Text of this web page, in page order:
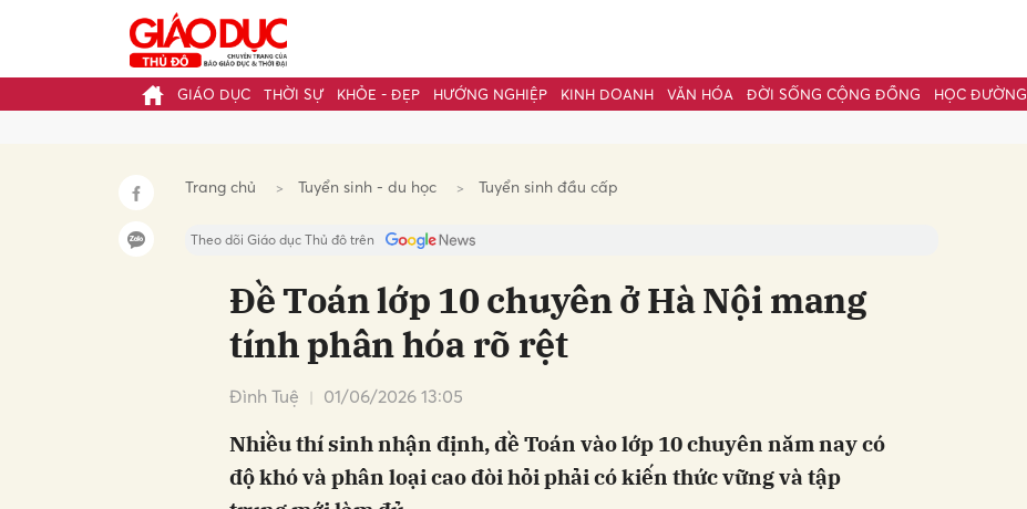
GIÁO DỤC THỜI SỰ KHỎE - ĐẸP HƯỚNG NGHIỆP KINH DOANH VĂN HÓA ĐỜI SỐNG CỘNG ĐỒNG HỌC ĐƯỜNG
Trang chủ Tuyển sinh - du học Tuyển sinh đầu cấp
Theo dõi Giáo dục Thủ đô trên
Đề Toán lớp 10 chuyên ở Hà Nội mang
tính phân hóa rõ rệt
Đình Tuệ 01/06/2026 13:05
Nhiều thí sinh nhận định, đề Toán vào lớp 10 chuyên năm nay có
độ khó và phân loại cao đòi hỏi phải có kiến thức vững và tập
Gửi bình luận